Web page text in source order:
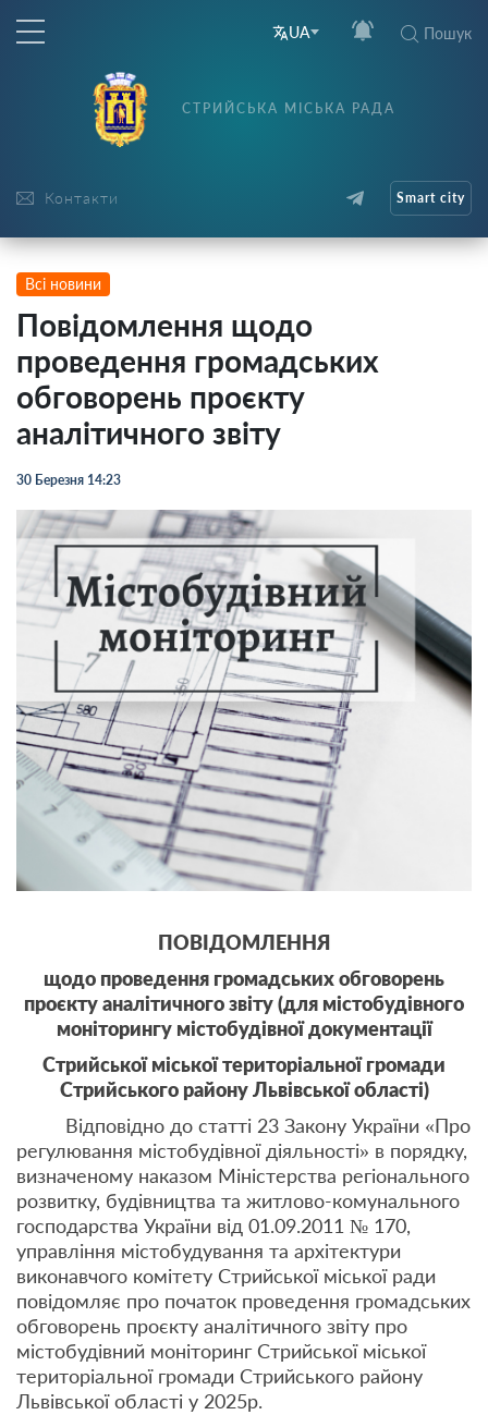
UA Пошук
Контакти
СТРИЙСЬКА МІСЬКА РАДА
Smart city
Всі новини
Повідомлення щодо
проведення громадських
обговорень проєкту
аналітичного звіту
30 Березня 14:23
ПОВІДОМЛЕННЯ
щодо проведення громадських обговорень
проєкту аналітичного звіту (для містобудівного
моніторингу містобудівної документації
Стрийської міської територіальної громади
Стрийського району Львівської області)
Відповідно до статті 23 Закону України «Про
регулювання містобудівної діяльності» в порядку,
визначеному наказом Міністерства регіонального
розвитку, будівництва та житлово-комунального
господарства України від 01.09.2011 № 170,
управління містобудування та архітектури
виконавчого комітету Стрийської міської ради
повідомляє про початок проведення громадських
обговорень проєкту аналітичного звіту про
містобудівний моніторинг Стрийської міської
територіальної громади Стрийського району
Львівської області у 2025р.